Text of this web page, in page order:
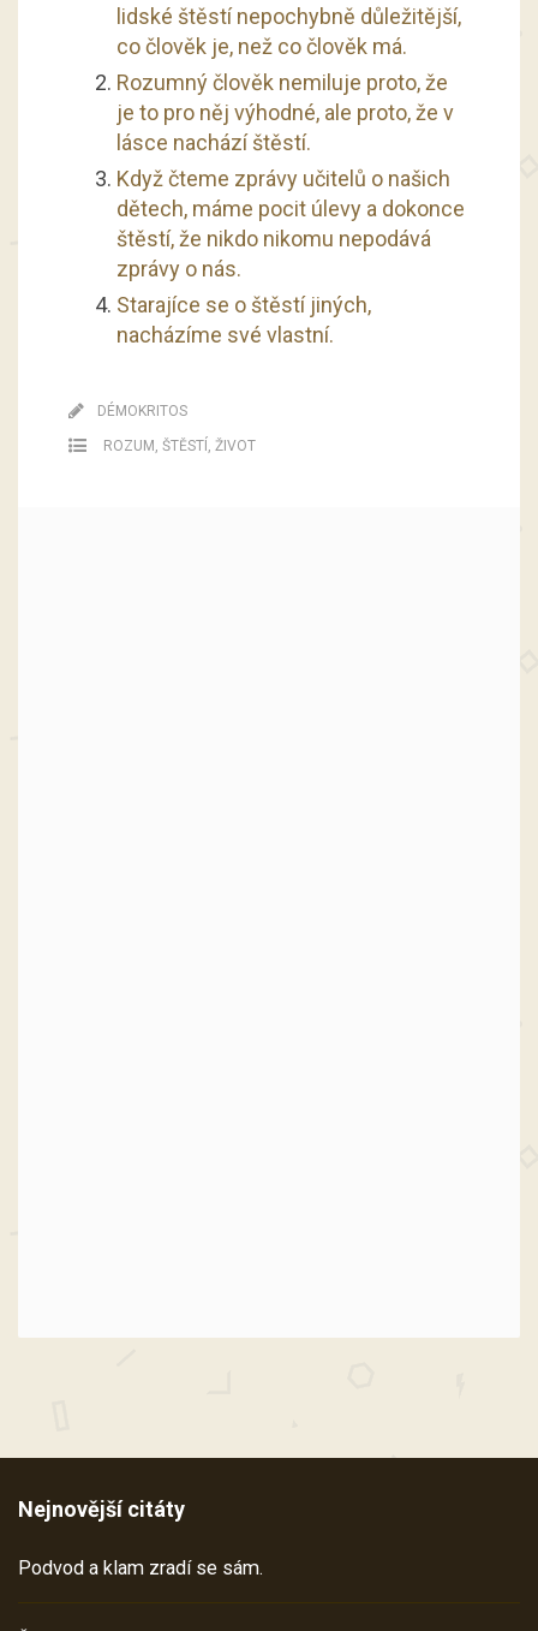
lidské štěstí nepochybně důležitější,
co člověk je, než co člověk má.
Rozumný člověk nemiluje proto, že
je to pro něj výhodné, ale proto, že v
lásce nachází štěstí.
Když čteme zprávy učitelů o našich
dětech, máme pocit úlevy a dokonce
štěstí, že nikdo nikomu nepodává
zprávy o nás.
Starajíce se o štěstí jiných,
nacházíme své vlastní.
DÉMOKRITOS
ROZUM, ŠTĚSTÍ, ŽIVOT
Nejnovější citáty
Podvod a klam zradí se sám.